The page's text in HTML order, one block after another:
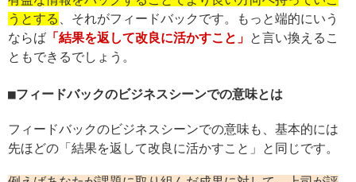
うとする
、それがフィードバックです。もっと端的にいう
ならば 「結果を返して改良に活かすこと」 と言い換えるこ
ともできるでしょう。
フィードバックのビジネスシーンでの意味とは
フィードバックのビジネスシーンでの意味も、基本的には
先ほどの「結果を返して改良に活かすこと」と同じです。